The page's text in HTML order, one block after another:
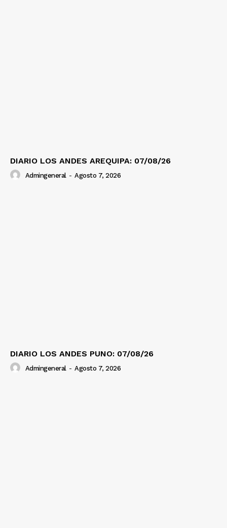
DIARIO LOS ANDES AREQUIPA: 07/08/26
Admingeneral - Agosto 7, 2026
DIARIO LOS ANDES PUNO: 07/08/26
Admingeneral - Agosto 7, 2026